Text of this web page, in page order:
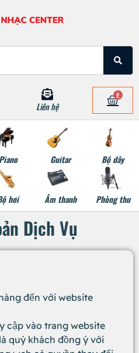
Liên hệ
0
Piano Guitar Bộ dây
hơi Âm thanh Phòng thu
Dịch Vụ
đến với website
cập vào trang website
quý khách đồng ý với